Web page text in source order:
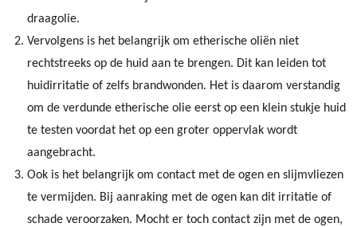
draagolie.
Vervolgens is het belangrijk om etherische oliën niet
rechtstreeks op de huid aan te brengen. Dit kan leiden tot
huidirritatie of zelfs brandwonden. Het is daarom verstandig
om de verdunde etherische olie eerst op een klein stukje huid
te testen voordat het op een groter oppervlak wordt
aangebracht.
Ook is het belangrijk om contact met de ogen en slijmvliezen
te vermijden. Bij aanraking met de ogen kan dit irritatie of
schade veroorzaken. Mocht er toch contact zijn met de ogen,